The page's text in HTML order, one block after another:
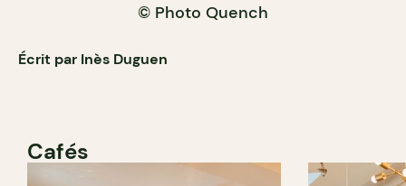
© Photo Quench
Écrit par Inès Duguen
Cafés